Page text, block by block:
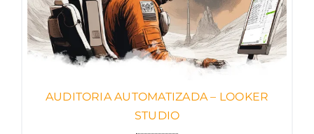
AUDITORIA AUTOMATIZADA – LOOKER
STUDIO